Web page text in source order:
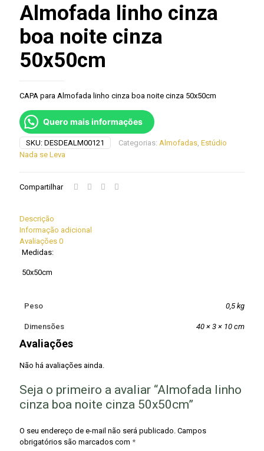
Almofada linho cinza
boa noite cinza
50x50cm
CAPA para Almofada linho cinza boa noite cinza 50x50cm
Quero mais informações
SKU: DESDEALM00121 Categorias: Almofadas Estúdio
Nada se Leva
Compartilhar
Descrição
Informação adicional
Avaliações 0
Medidas:
50x50cm
Peso 0,5 kg
Dimensões 40 × 3 × 10 cm
Avaliações
Não há avaliações ainda.
Seja o primeiro a avaliar “Almofada linho
cinza boa noite cinza 50x50cm”
O seu endereço de e-mail não será publicado. Campos
obrigatórios são marcados com *